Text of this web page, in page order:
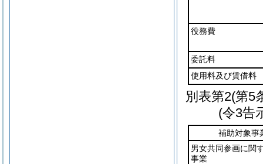
役務費
委託料
使用料及び賃借料
別表第2(第5
(令3告
補助対象事
男女共同参画に関
事業